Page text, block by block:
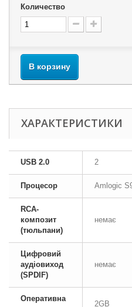
Количество
В корзину
ХАРАКТЕРИСТИКИ
USB 2.0 2
Процесор Amlogic
RCA-
композит
(тюльпани)
немає
Цифровий
аудіовиход
(SPDIF)
немає
Оперативна
2GB